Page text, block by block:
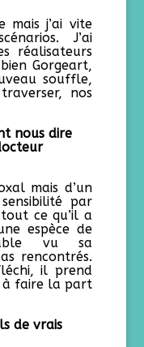
mais j’ai vite
J’ai
réalisateurs
Gorgeart,
souffle,
nos
nous dire
mais d’un
par
ce qu’il a
espèce de
vu sa
rencontrés.
il prend
à faire la part
de vrais